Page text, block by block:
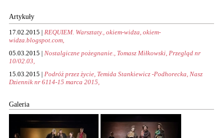
Artykuły
17.02.2015 | REQUIEM. Warsztaty., okiem-widza, okiem-
widza.blogspot.com,
05.03.2015 | Nostalgiczne pożegnanie., Tomasz Miłkowski, Przegląd nr
10/02.03,
15.03.2015 | Podróż przez życie, Temida Stankiewicz -Podhorecka, Nasz
Dziennik nr 6114-15 marca 2015,
Galeria